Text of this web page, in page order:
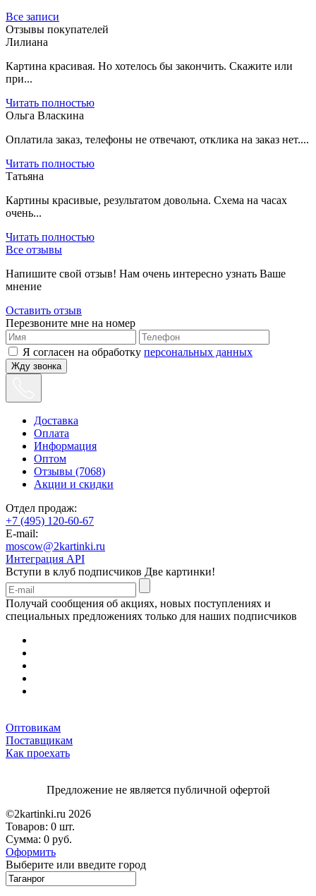
Все записи
Отзывы покупателей
Лилиана
Картина красивая. Но хотелось бы закончить. Скажите или
при...
Читать полностью
Ольга Власкина
Оплатила заказ, телефоны не отвечают, отклика на заказ нет....
Читать полностью
Татьяна
Картины красивые, результатом довольна. Схема на часах
очень...
Читать полностью
Все отзывы
Напишите свой отзыв! Нам очень интересно узнать Ваше
мнение
Оставить отзыв
Перезвоните мне на номер
Я согласен на обработку персональных данных
Жду звонка
Доставка
Оплата
Информация
Оптом
Отзывы (7068)
Акции и скидки
Отдел продаж:
+7 (495) 120-60-67
E-mail:
moscow@2kartinki.ru
Интеграция API
Вступи в клуб подписчиков Две картинки!
Получай сообщения об акциях, новых поступлениях и
специальных предложениях только для наших подписчиков
Оптовикам
Поставщикам
Как проехать
Предложение не является публичной офертой
©2kartinki.ru 2026
Товаров: 0 шт.
Сумма: 0 руб.
Оформить
Выберите или введите город